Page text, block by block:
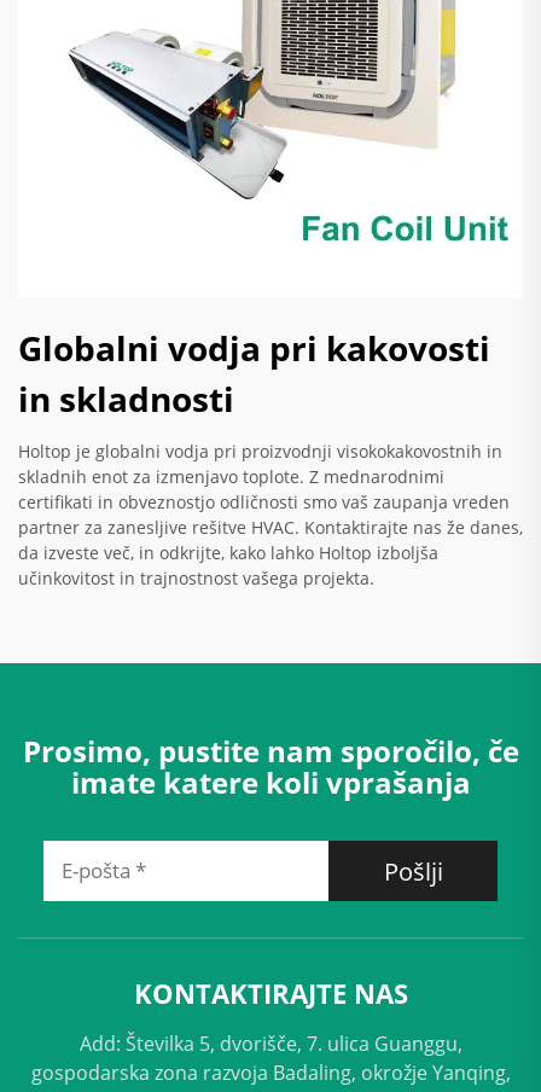
Globalni vodja pri kakovosti
in skladnosti
Holtop je globalni vodja pri proizvodnji visokokakovostnih in
skladnih enot za izmenjavo toplote. Z mednarodnimi
certifikati in obveznostjo odličnosti smo vaš zaupanja vreden
partner za zanesljive rešitve HVAC. Kontaktirajte nas že danes,
da izveste več, in odkrijte, kako lahko Holtop izboljša
učinkovitost in trajnostnost vašega projekta.
Prosimo, pustite nam sporočilo, če
imate katere koli vprašanja
Pošlji
KONTAKTIRAJTE NAS
Add: Številka 5, dvorišče, 7. ulica Guanggu,
gospodarska zona razvoja Badaling, okrožje Yanqing,